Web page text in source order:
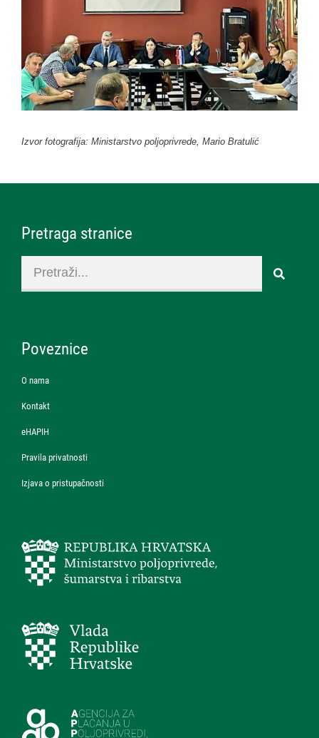
Izvor fotografija: Ministarstvo poljoprivrede, Mario Bratulić
Pretraga stranice
Poveznice
O nama
Kontakt
eHAPIH
Pravila privatnosti
Izjava o pristupačnosti